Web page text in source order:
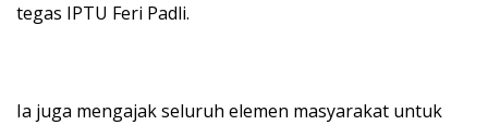
tegas IPTU Feri Padli.
Ia juga mengajak seluruh elemen masyarakat untuk